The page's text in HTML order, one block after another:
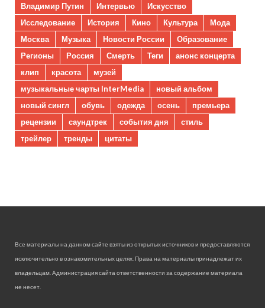
Владимир Путин
Интервью
Искусство
Исследование
История Кино Культура
Мода
Москва
Музыка Новости России
Образование
Регионы
Россия Смерть Теги
анонс концерта
клип
красота
музей
музыкальные чарты InterMedia
новый альбом
новый сингл
обувь одежда осень
премьера
рецензии
саундтрек события дня
стиль
трейлер
тренды цитаты
Все материалы на данном сайте взяты из открытых источников и предоставляются
исключительно в ознакомительных целях. Права на материалы принадлежат их
владельцам. Администрация сайта ответственности за содержание материала
не несет.